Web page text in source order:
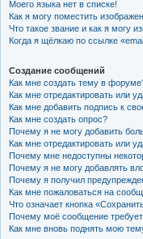
Моего языка нет в списке!
Как я могу поместить
Что такое звание и как я могу
Когда я щёлкаю по ссылке
Создание сообщений
Как мне создать тему в
Как мне отредактировать или
Как мне добавить подпись к
Как мне создать опрос?
Почему я не могу добавить
Как мне отредактировать или
Почему мне недоступны
Почему я не могу добавлять
Почему я получил
Как мне пожаловаться на
Что означает кнопка
Почему моё сообщение
Как мне вновь поднять мою